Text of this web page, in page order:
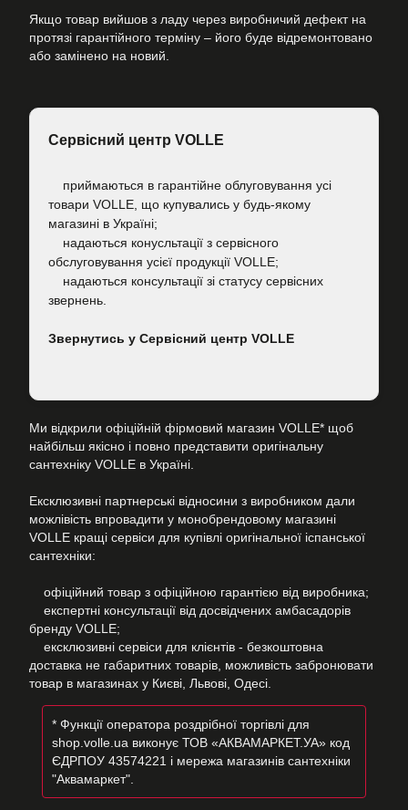
Якщо товар вийшов з ладу через виробничий дефект на
протязі гарантійного терміну – його буде відремонтовано
або замінено на новий.
Сервісний центр VOLLE
приймаються в гарантійне облуговування усі
товари VOLLE, що купувались у будь-якому
магазині в Україні;
надаються конусльтації з сервісного
обслуговування усієї продукції VOLLE;
надаються консультації зі статусу сервісних
звернень.
Звернутись у Сервісний центр VOLLE
Ми відкрили офіційній фірмовий магазин VOLLE* щоб
найбільш якісно і повно представити оригінальну
сантехніку VOLLE в Україні.
Ексклюзивні партнерські відносини з виробником дали
можлівість впровадити у монобрендовому магазині
VOLLE кращі сервіси для купівлі оригінальної іспанської
сантехніки:
офіційний товар з офіційною гарантією від виробника;
експертні консультації від досвідчених амбасадорів
бренду VOLLE;
ексклюзивні сервіси для клієнтів - безкоштовна
доставка не габаритних товарів, можливість забронювати
товар в магазинах у Києві, Львові, Одесі.
* Функції оператора роздрібної торгівлі для
shop.volle.ua виконує ТОВ «АКВАМАРКЕТ.УА» код
ЄДРПОУ 43574221 і мережа магазинів сантехніки
"Аквамаркет".